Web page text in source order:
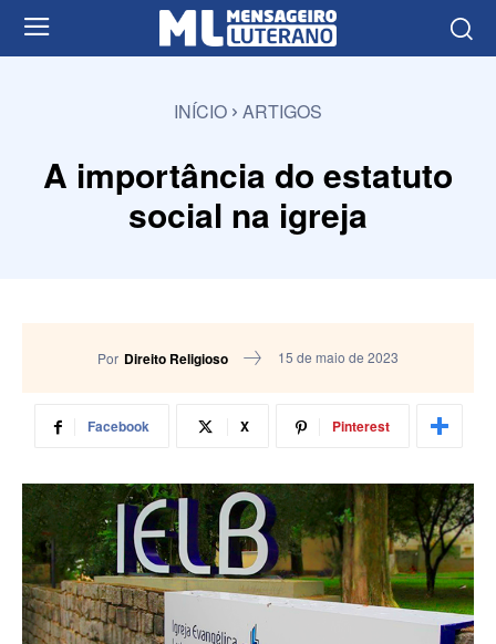
INÍCIO ARTIGOS
A importância do estatuto
social na igreja
Por Direito Religioso 15 de maio de 2023
Facebook X Pinterest